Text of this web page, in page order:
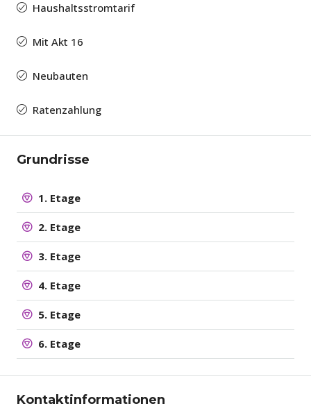
Haushaltsstromtarif
Mit Akt 16
Neubauten
Ratenzahlung
Grundrisse
1. Etage
2. Etage
3. Etage
4. Etage
5. Etage
6. Etage
Kontaktinformationen